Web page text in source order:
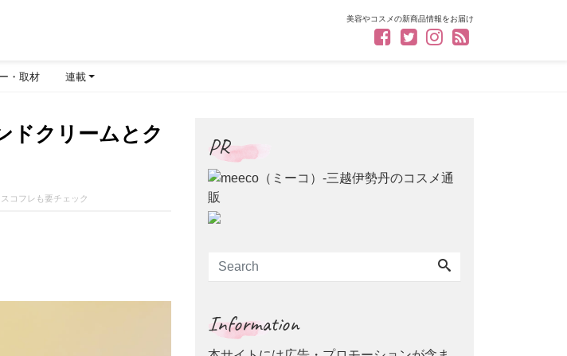
美容やコスメの新商品情報をお届け
・取材 連載
ドクリームとク
コフレも要チェック
PR
Information